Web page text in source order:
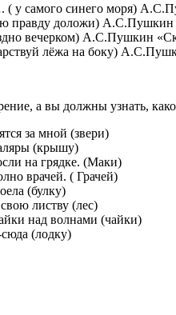
( у самого синего моря)
правду доложи) А.С.Пушкин
вечерком) А.С.Пушкин
лёжа на боку)
а вы должны узнать,
за мной (звери)
(крышу)
на грядке. (Маки)
врачей. ( Грачей)
(булку)
листву (лес)
над волнами (чайки)
(лодку)